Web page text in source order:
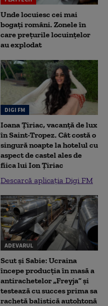
Unde locuiesc cei mai
bogați români. Zonele în
care prețurile locuințelor
au explodat
DIGI FM
Ioana Țiriac, vacanță de lux
în Saint-Tropez. Cât costă o
singură noapte la hotelul cu
aspect de castel ales de
fiica lui Ion Țiriac
Descarcă aplicația Digi FM
ADEVARUL
Scut și Sabie: Ucraina
începe producția în masă a
antirachetelor „Freyja” și
testează cu succes prima sa
rachetă balistică autohtonă